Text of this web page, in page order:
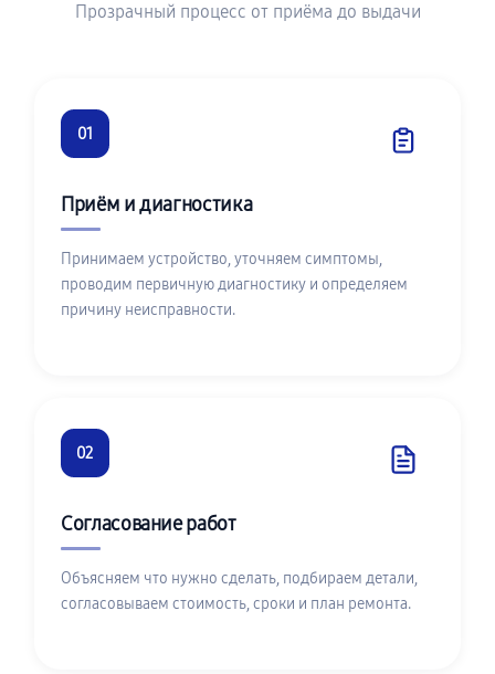
Прозрачный процесс от приёма до выдачи
01
Приём и диагностика
Принимаем устройство, уточняем симптомы,
проводим первичную диагностику и определяем
причину неисправности.
02
Согласование работ
Объясняем что нужно сделать, подбираем детали,
согласовываем стоимость, сроки и план ремонта.